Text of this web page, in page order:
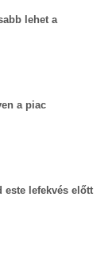
lehet a
a piac
este lefekvés előtt